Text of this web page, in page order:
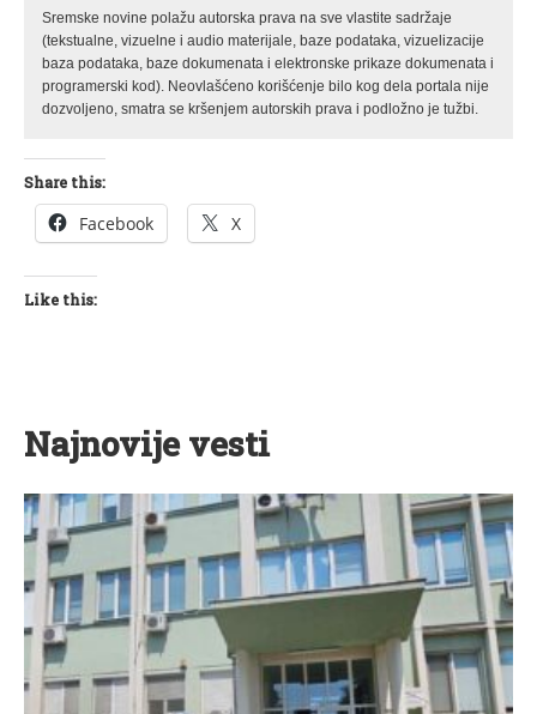
Sremske novine polažu autorska prava na sve vlastite sadržaje
(tekstualne, vizuelne i audio materijale, baze podataka, vizuelizacije
baza podataka, baze dokumenata i elektronske prikaze dokumenata i
programerski kod). Neovlašćeno korišćenje bilo kog dela portala nije
dozvoljeno, smatra se kršenjem autorskih prava i podložno je tužbi.
Share this:
Facebook X
Like this:
Najnovije vesti